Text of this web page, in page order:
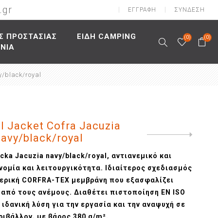
ΕΓΓΡΑΦΉ ΣΎΝΔΕΣΗ
ΠΡΟΣΤΑΣΙΑΣ
ΕΙΔΗ CAMPING
(0) (0)
black/royal
Jacket Cofra Jacuzia
black/royal
Jacuzia navy/black/royal, αντιανεμικό και
και λειτουργικότητα. Ιδιαίτερος σχεδιασμός
CORFRA-TEX μεμβράνη που εξασφαλίζει
τους ανέμους. Διαθέτει πιστοποίηση EN ISO
λύση για την εργασία και την αναψυχή σε